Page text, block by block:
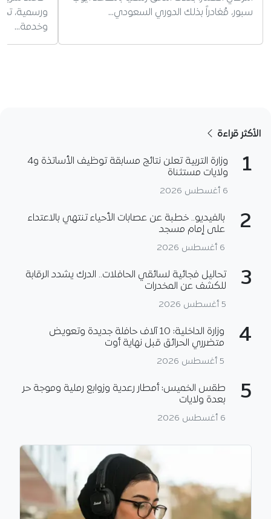
سبور، مُغادراً بذلك الدوري السعودي…
ورسمية،
وخدمة…
الأكثر قراءة
1
وزارة التربية تعلن نتائج مسابقة توظيف الأساتذة و4
ولايات مستثناة
6 أغسطس 2026
2
بالفيديو.. خطبة عن عصابات الأحياء تنتهي بالاعتداء
على إمام مسجد
6 أغسطس 2026
3
تحاليل فجائية لسائقي الحافلات.. الدرك يشدد الرقابة
للكشف عن المخدرات
5 أغسطس 2026
4
وزارة الداخلية: 10 آلاف حافلة جديدة وتعويض
متضرري الحرائق قبل نهاية أوت
5 أغسطس 2026
5
طقس الخميس: أمطار رعدية وزوابع رملية وموجة حر
بعدة ولايات
6 أغسطس 2026